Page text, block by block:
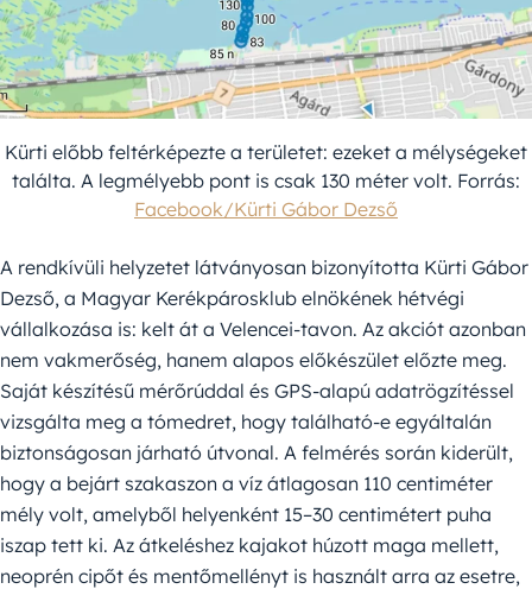
Kürti előbb feltérképezte a területet: ezeket a mélységeket
találta. A legmélyebb pont is csak 130 méter volt. Forrás:
Facebook/Kürti Gábor Dezső
A rendkívüli helyzetet látványosan bizonyította Kürti Gábor
Dezső, a Magyar Kerékpárosklub elnökének hétvégi
vállalkozása is: kelt át a Velencei-tavon. Az akciót azonban
nem vakmerőség, hanem alapos előkészület előzte meg.
Saját készítésű mérőrúddal és GPS-alapú adatrögzítéssel
vizsgálta meg a tómedret, hogy található-e egyáltalán
biztonságosan járható útvonal. A felmérés során kiderült,
hogy a bejárt szakaszon a víz átlagosan 110 centiméter
mély volt, amelyből helyenként 15–30 centimétert puha
iszap tett ki. Az átkeléshez kajakot húzott maga mellett,
neoprén cipőt és mentőmellényt is használt arra az esetre,